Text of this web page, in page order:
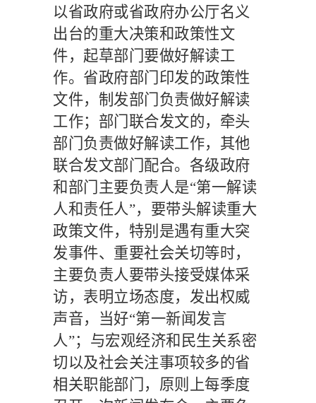
以省政府或省政府办公厅名义
出台的重大决策和政策性文
件，起草部门要做好解读工
作。省政府部门印发的政策性
文件，制发部门负责做好解读
工作；部门联合发文的，牵头
部门负责做好解读工作，其他
联合发文部门配合。各级政府
和部门主要负责人是“第一解读
人和责任人”，要带头解读重大
政策文件，特别是遇有重大突
发事件、重要社会关切等时，
主要负责人要带头接受媒体采
访，表明立场态度，发出权威
声音，当好“第一新闻发言
人”；与宏观经济和民生关系密
切以及社会关注事项较多的省
相关职能部门，原则上每季度